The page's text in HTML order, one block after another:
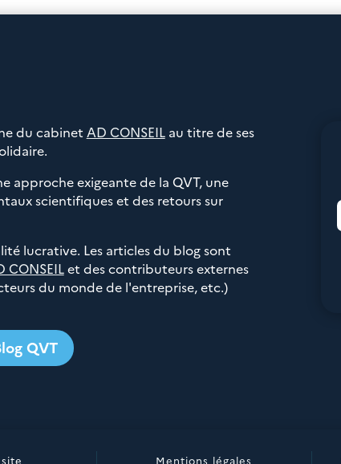
du cabinet AD CONSEILau titre de ses
approche exigeante de la QVT, une
scientifiques et des retours sur
lucrative. Les articles du blog sont
CONSEILet des contributeurs externes
du monde de l'entreprise, etc.)
QVT
Mentions légales